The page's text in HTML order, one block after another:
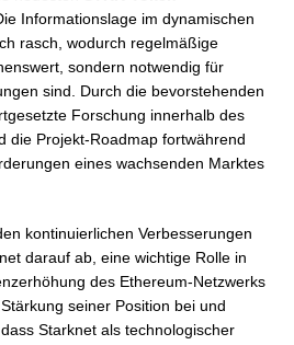
Informationslage im dynamischen
rasch, wodurch regelmäßige
sondern notwendig für
sind. Durch die bevorstehenden
Forschung innerhalb des
die Projekt-Roadmap fortwährend
eines wachsenden Marktes
kontinuierlichen Verbesserungen
darauf ab, eine wichtige Rolle in
des Ethereum-Netzwerks
seiner Position bei und
Starknet als technologischer